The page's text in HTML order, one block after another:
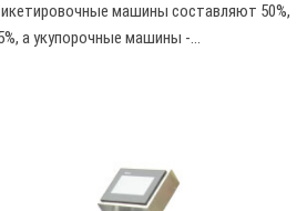
машины составляют 50%,
а укупорочные машины -…